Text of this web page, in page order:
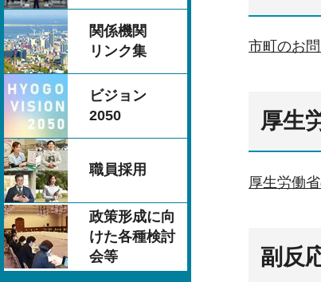
関係機関
リンク集
ビジョン
2050
職員採用
政策形成に向
けた各種検討
会等
市町のお
厚生
厚生労働
副反